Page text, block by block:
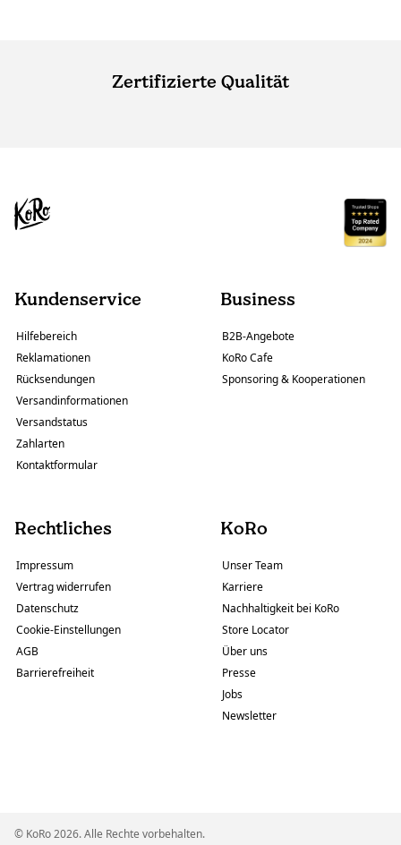
Zertifizierte Qualität
Kundenservice
Hilfebereich
Reklamationen
Rücksendungen
Versandinformationen
Versandstatus
Zahlarten
Kontaktformular
Business
B2B-Angebote
KoRo Cafe
Sponsoring & Kooperationen
Rechtliches
Impressum
Vertrag widerrufen
Datenschutz
Cookie-Einstellungen
AGB
Barrierefreiheit
KoRo
Unser Team
Karriere
Nachhaltigkeit bei KoRo
Store Locator
Über uns
Presse
Jobs
Newsletter
© KoRo 2026. Alle Rechte vorbehalten.